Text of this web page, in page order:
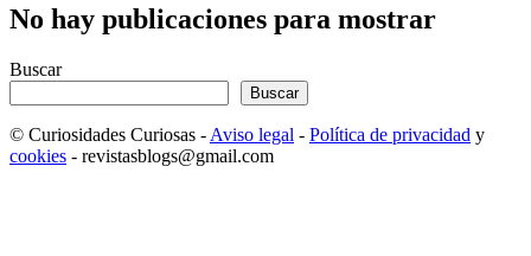
No hay publicaciones para mostrar
Buscar
Buscar
© Curiosidades Curiosas - Aviso legal - Política de privacidad y
cookies - revistasblogs@gmail.com